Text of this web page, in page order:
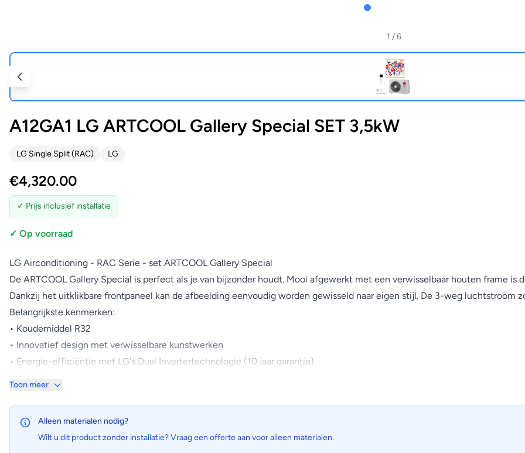
1 / 6
A12GA1 LG ARTCOOL Gallery Special SET 3,5kW
LG Single Split (RAC) LG
€4,320.00
✓ Prijs inclusief installatie
✓ Op voorraad
LG Airconditioning - RAC Serie - set ARTCOOL Gallery Special
De ARTCOOL Gallery Special is perfect als je van bijzonder houdt. Mooi afgewerkt met een verwisselbaar houten frame
Dankzij het uitklikbare frontpaneel kan de afbeelding eenvoudig worden gewisseld naar eigen stijl. De 3-weg luchtstroom
Belangrijkste kenmerken:
• Koudemiddel R32
• Innovatief design met verwisselbare kunstwerken
• Energie-efficiëntie met LG's Dual Invertertechnologie (10 jaar garantie)
Uitgelichte kenmerken:
• Combineert functionaliteit en esthetiek, ideaal voor stijlvolle interieurs.
• Door koele lucht door de linker-, rechter- en onderkant van het frame te verspreiden, zorg je voor een verfrissend briesje
Toon meer
Alleen materialen nodig?
Wilt u dit product zonder installatie? Vraag een offerte aan voor alleen materialen.